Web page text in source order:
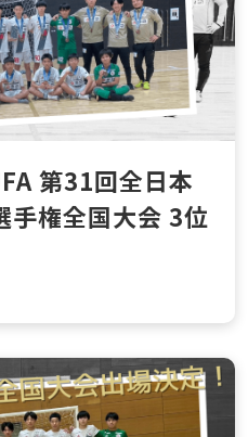
第31回全日本
手権全国大会 3位